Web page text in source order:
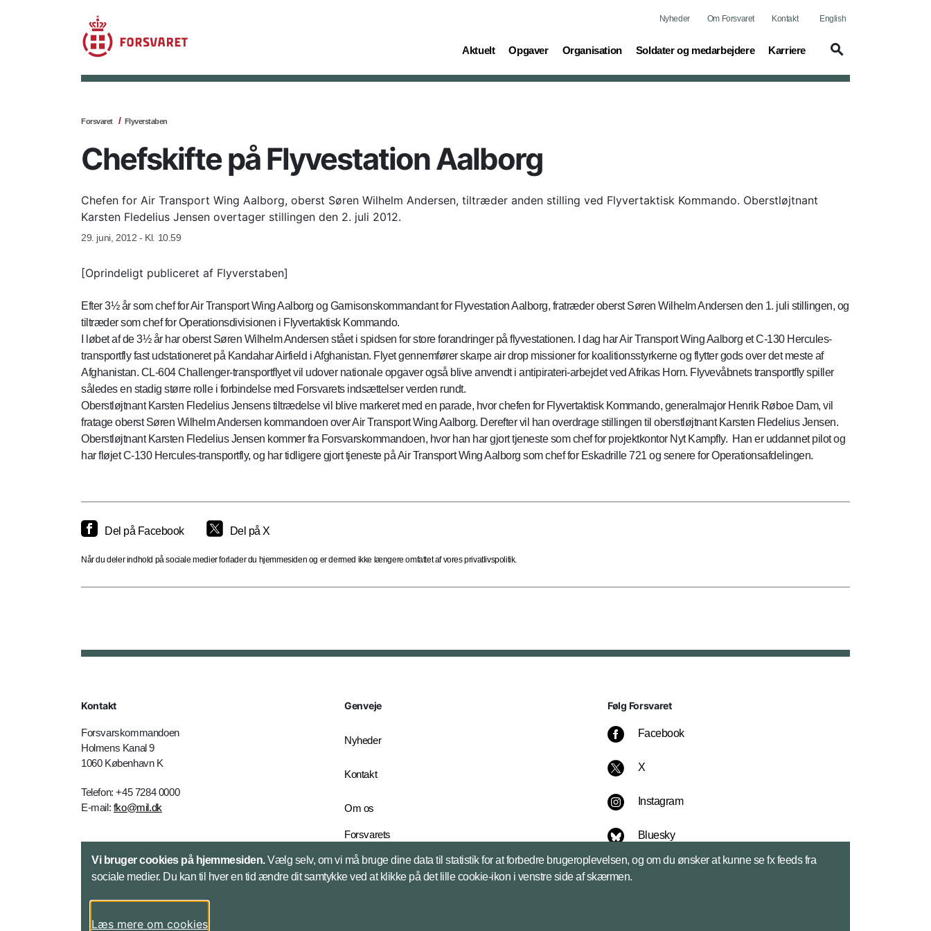
Nyheder Om Forsvaret Kontakt English
Aktuelt
(current) Opgaver
(current) Organisation
(current) Soldater og medarbejdere
(current) Karriere
(current)
Forsvaret Flyverstaben
Chefskifte på Flyvestation Aalborg
Chefen for Air Transport Wing Aalborg, oberst Søren Wilhelm Andersen, tiltræder anden stilling ved Flyvertaktisk Kommando. Oberstløjtnant
Karsten Fledelius Jensen overtager stillingen den 2. juli 2012.
29. juni, 2012 - Kl. 10.59
[Oprindeligt publiceret af Flyverstaben]
Efter 3½ år som chef for Air Transport Wing Aalborg og Garnisonskommandant for Flyvestation Aalborg, fratræder oberst Søren Wilhelm Andersen den 1. juli stillingen, og
tiltræder som chef for Operationsdivisionen i Flyvertaktisk Kommando.
I løbet af de 3½ år har oberst Søren Wilhelm Andersen stået i spidsen for store forandringer på flyvestationen. I dag har Air Transport Wing Aalborg et C-130 Hercules-
transportfly fast udstationeret på Kandahar Airfield i Afghanistan. Flyet gennemfører skarpe air drop missioner for koalitionsstyrkerne og flytter gods over det meste af
Afghanistan. CL-604 Challenger-transportflyet vil udover nationale opgaver også blive anvendt i antipirateri-arbejdet ved Afrikas Horn. Flyvevåbnets transportfly spiller
således en stadig større rolle i forbindelse med Forsvarets indsættelser verden rundt.
Oberstløjtnant Karsten Fledelius Jensens tiltrædelse vil blive markeret med en parade, hvor chefen for Flyvertaktisk Kommando, generalmajor Henrik Røboe Dam, vil
fratage oberst Søren Wilhelm Andersen kommandoen over Air Transport Wing Aalborg. Derefter vil han overdrage stillingen til oberstløjtnant Karsten Fledelius Jensen.
Oberstløjtnant Karsten Fledelius Jensen kommer fra Forsvarskommandoen, hvor han har gjort tjeneste som chef for projektkontor Nyt Kampfly. Han er uddannet pilot og
har fløjet C-130 Hercules-transportfly, og har tidligere gjort tjeneste på Air Transport Wing Aalborg som chef for Eskadrille 721 og senere for Operationsafdelingen.
Del på Facebook Del på X
Når du deler indhold på sociale medier forlader du hjemmesiden og er dermed ikke længere omfattet af vores privatlivspolitik.
Kontakt
Forsvarskommandoen
Holmens Kanal 9
1060 København K
Telefon: +45 7284 0000
E-mail: fko@mil.dk
Kontakt
Genveje
Nyheder
Kontakt
Om os
Forsvarets
English Edition
Følg Forsvaret
Facebook
X
Instagram
Bluesky
LinkedIn
Vi bruger cookies på hjemmesiden.Vælg selv, om vi må bruge dine data til statistik for at forbedre brugeroplevelsen, og om du ønsker at kunne se fx feeds fra
sociale medier. Du kan til hver en tid ændre dit samtykke ved at klikke på det lille cookie-ikon i venstre side af skærmen.
Læs mere om cookies